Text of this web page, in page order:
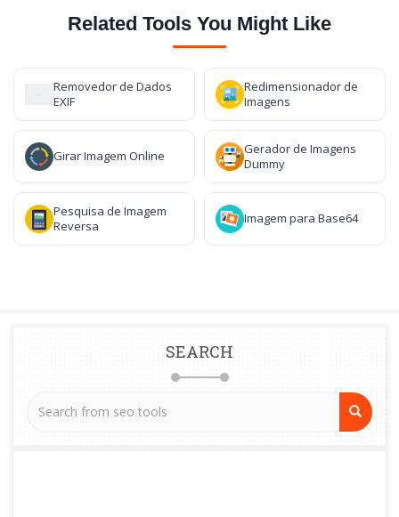
Related Tools You Might Like
Removedor de Dados
EXIF
Redimensionador de
Imagens
Girar Imagem Online
Gerador de Imagens
Dummy
Pesquisa de Imagem
Reversa
Imagem para Base64
SEARCH